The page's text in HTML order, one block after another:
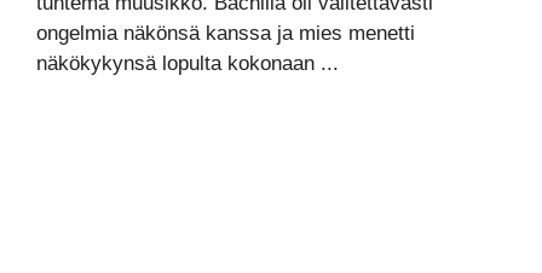
ongelmia näkönsä kanssa ja mies menetti
näkökykynsä lopulta kokonaan ...